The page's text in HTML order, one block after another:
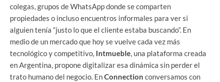
colegas, grupos de WhatsApp donde se comparten
propiedades o incluso encuentros informales para ver si
alguien tenía “justo lo que el cliente estaba buscando”. En
medio de un mercado que hoy se vuelve cada vez más
tecnológico y competitivo, Intmueble, una plataforma creada
en Argentina, propone digitalizar esa dinámica sin perder el
trato humano del negocio. EnConnection conversamos con